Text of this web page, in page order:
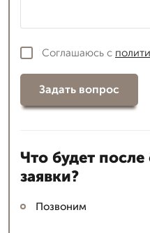
Соглашаюсь с
Задать вопрос
Что будет после
заявки?
Позвоним